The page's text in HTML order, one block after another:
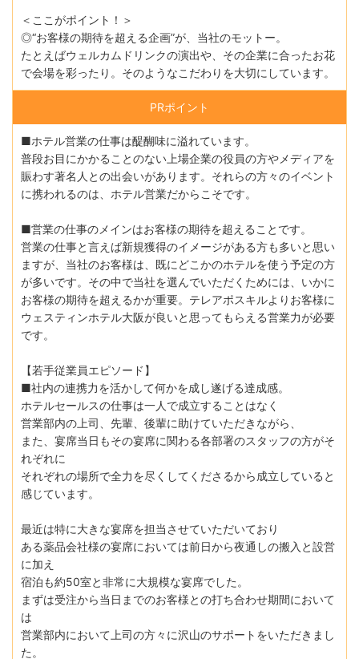
＜ここがポイント！＞
◎“お客様の期待を超える企画”が、当社のモットー。
たとえばウェルカムドリンクの演出や、その企業に合ったお花
で会場を彩ったり。そのようなこだわりを大切にしています。
PRポイント
■ホテル営業の仕事は醍醐味に溢れています。
普段お目にかかることのない上場企業の役員の方やメディアを
賑わす著名人との出会いがあります。それらの方々のイベント
に携われるのは、ホテル営業だからこそです。
■営業の仕事のメインはお客様の期待を超えることです。
営業の仕事と言えば新規獲得のイメージがある方も多いと思い
ますが、当社のお客様は、既にどこかのホテルを使う予定の方
が多いです。その中で当社を選んでいただくためには、いかに
お客様の期待を超えるかが重要。テレアポスキルよりお客様に
ウェスティンホテル大阪が良いと思ってもらえる営業力が必要
です。
【若手従業員エピソード】
■社内の連携力を活かして何かを成し遂げる達成感。
ホテルセールスの仕事は一人で成立することはなく
営業部内の上司、先輩、後輩に助けていただきながら、
また、宴席当日もその宴席に関わる各部署のスタッフの方がそ
れぞれに
それぞれの場所で全力を尽くしてくださるから成立していると
感じています。
最近は特に大きな宴席を担当させていただいており
ある薬品会社様の宴席においては前日から夜通しの搬入と設営
に加え
宿泊も約50室と非常に大規模な宴席でした。
まずは受注から当日までのお客様との打ち合わせ期間において
は
営業部内において上司の方々に沢山のサポートをいただきまし
た。